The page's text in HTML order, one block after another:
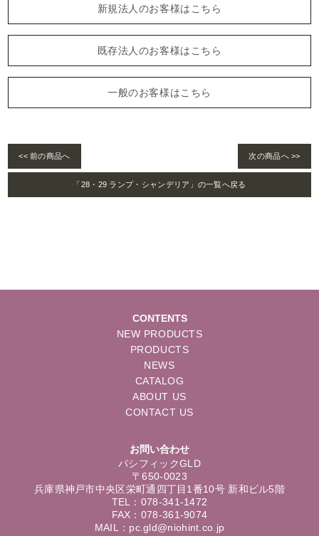
新規法人のお客様はこちら
既存法人のお客様はこちら
一般のお客様はこちら
<< 前の商品へ 次の商品へ >>
「28・29 ランプ・シャンデリア」の一覧へ戻る
CONTENTS
NEW PRODUCTS
PRODUCTS
NEWS
CATALOG
ABOUT US
CONTACT US
お問い合わせ
パシフィックGLD
〒650-0023
兵庫県神戸市中央区栄町通四丁目1番10号 新和ビル5階
TEL：078-341-1472
FAX：078-361-9074
MAIL：pc.gld@niohint.co.jp